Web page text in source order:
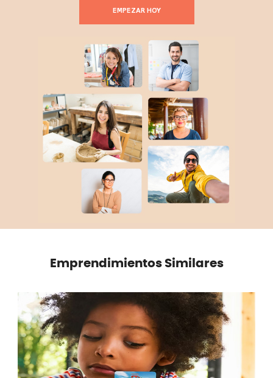
EMPEZAR HOY
Emprendimientos Similares